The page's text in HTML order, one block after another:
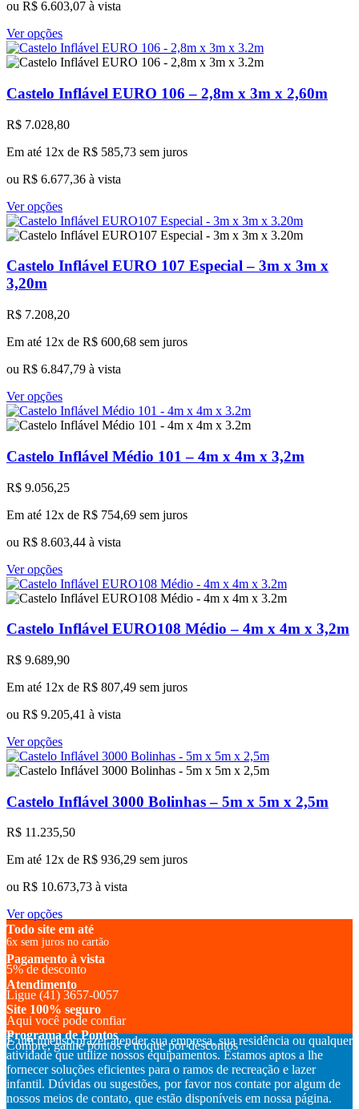
na
do
produto
ou R$ 6.603,07 à vista
Ver opçõesEste
produto
tem
variantes.
As
opções
podem
ser
na
do
produto
Castelo Inflável EURO 106 – 2,8m x 3m x 2,60m
R$ 7.028,80
Em até 12x de R$ 585,73 sem juros
ou R$ 6.677,36 à vista
Ver opçõesEste
produto
tem
variantes.
ser
escolhidas
na
página
do
produto
Castelo Inflável EURO 107 Especial – 3m x 3m x
3,20m
R$ 7.208,20
Em até 12x de R$ 600,68 sem juros
ou R$ 6.847,79 à vista
Ver opçõesEste
produto
tem
variantes.
As
opções
podem
ser
na
do
produto
Castelo Inflável Médio 101 – 4m x 4m x 3,2m
R$ 9.056,25
Em até 12x de R$ 754,69 sem juros
ou R$ 8.603,44 à vista
Ver opçõesEste
produto
tem
variantes.
opções
ser
na
do
produto
Castelo Inflável EURO108 Médio – 4m x 4m x 3,2m
R$ 9.689,90
Em até 12x de R$ 807,49 sem juros
ou R$ 9.205,41 à vista
Ver opçõesEste
produto
tem
variantes.
As
opções
ser
na
do
produto
Castelo Inflável 3000 Bolinhas – 5m x 5m x 2,5m
R$ 11.235,50
Em até 12x de R$ 936,29 sem juros
ou R$ 10.673,73 à vista
Ver opçõesEste
produto
tem
várias
variantes.
As
opções
podem
ser
escolhidas
na
página
do
produto
Todo site em até
6x sem juros no cartão
Pagamento à vista
5% de desconto
Atendimento
Ligue (41) 3657-0057
Site 100% seguro
Aqui você pode confiar
Programa de Pontos
Compre, ganhe pontos e troque por descontos
É um imenso prazer atender sua empresa, sua residência ou qualquer
atividade que utilize nossos equipamentos. Estamos aptos a lhe
fornecer soluções eficientes para o ramos de recreação e lazer
infantil. Dúvidas ou sugestões, por favor nos contate por algum de
nossos meios de contato, que estão disponíveis em nossa página.